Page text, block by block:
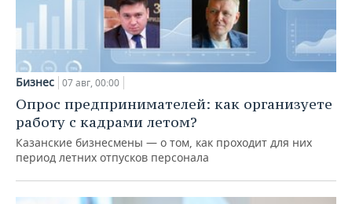
Бизнес 07 авг, 00:00
Опрос предпринимателей: как организуете
работу с кадрами летом?
Казанские бизнесмены — о том, как проходит для них
период летних отпусков персонала